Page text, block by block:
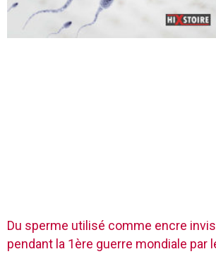
Du sperme utilisé comme encre
pendant la 1ère guerre mondiale par